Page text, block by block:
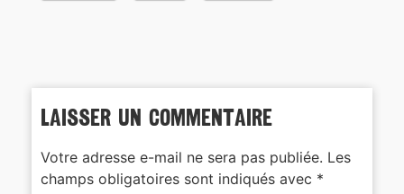
Laisser un commentaire
Votre adresse e-mail ne sera pas publiée. Les
champs obligatoires sont indiqués avec *